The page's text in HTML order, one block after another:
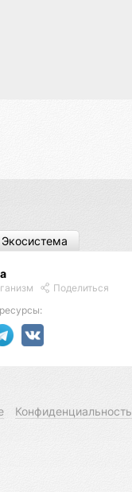
Поделиться
Экосистема
Конфиденциальность